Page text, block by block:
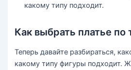
какому типу подходит.
Как выбрать платье по
Теперь давайте разбираться,
какому типу фигуры подходит.